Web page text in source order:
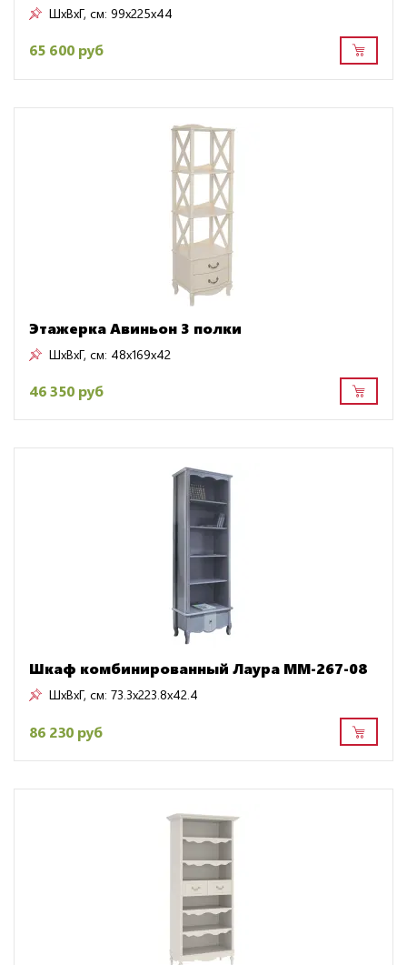
ШxВxГ, см: 99x225x44
65 600 руб
Этажерка Авиньон 3 полки
ШxВxГ, см: 48x169x42
46 350 руб
Шкаф комбинированный Лаура ММ-267-08
ШxВxГ, см: 73.3x223.8x42.4
86 230 руб